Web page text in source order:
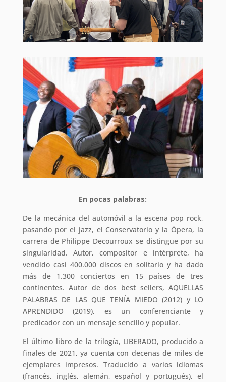
En pocas palabras:
De la mecánica del automóvil a la escena pop rock,
pasando por el jazz, el Conservatorio y la Ópera, la
carrera de Philippe Decourroux se distingue por su
singularidad. Autor, compositor e intérprete, ha
vendido casi 400.000 discos en solitario y ha dado
más de 1.300 conciertos en 15 países de tres
continentes. Autor de dos best sellers, AQUELLAS
PALABRAS DE LAS QUE TENÍA MIEDO (2012) y LO
APRENDIDO (2019), es un conferenciante y
predicador con un mensaje sencillo y popular.
El último libro de la trilogía, LIBERADO, producido a
finales de 2021, ya cuenta con decenas de miles de
ejemplares impresos.Traducido a varios idiomas
(francés, inglés, alemán, español y portugués), el